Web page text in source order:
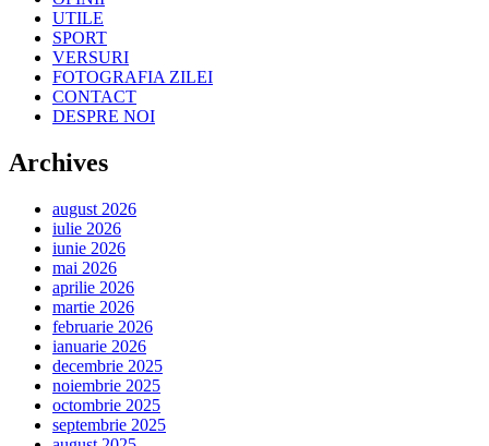
UTILE
SPORT
VERSURI
FOTOGRAFIA ZILEI
CONTACT
DESPRE NOI
Archives
august 2026
iulie 2026
iunie 2026
mai 2026
aprilie 2026
martie 2026
februarie 2026
ianuarie 2026
decembrie 2025
noiembrie 2025
octombrie 2025
septembrie 2025